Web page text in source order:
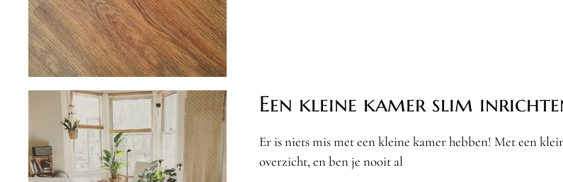
Een kleine kamer slim
Er is niets mis met een kleine kamer hebben! Met een
overzicht, en ben je nooit al